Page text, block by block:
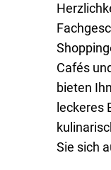
Cafés
bieten
leckeres
Sie sich